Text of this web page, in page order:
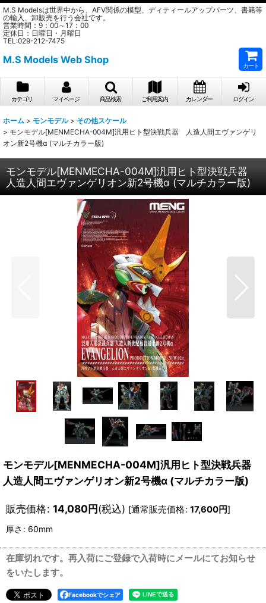
M.S Modelsは世界中から、AFV関係の模型、ディティールアップパーツ、書籍等
の輸入、卸販売を行う会社です。
営業時間：9：00～17：00
定休日：日曜日・月曜日
TEL:029-212-7475
M.S Models Web Shop
カート
カテゴリ マイページ 商品検索 ご利用案内 カレンダー ログイン
ホーム > モンモデル > その他スケール
> モンモデル[MENMECHA-004M]汎用ヒト型決戦兵器 人造人間エヴァンゲリ
オン新2号機α (マルチカラー版)
モンモデル[MENMECHA-004M]汎用ヒト型決戦兵器
人造人間エヴァンゲリオン新2号機α (マルチカラー版)
モンモデル[MENMECHA-004M]汎用ヒト型決戦兵器
人造人間エヴァンゲリオン新2号機α (マルチカラー版)
販売価格: 14,080円(税込) [通常販売価格: 17,600円]
厚さ : 60mm
在庫切れです。再入荷にご登録で入荷時にメールにてお知らせ
をいたします。
Facebookでシェア